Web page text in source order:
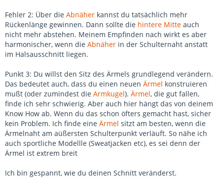
Fehler 2: Über die Abnäher kannst du tatsächlich mehr
Rückenlänge gewinnen. Dann sollte die hintere Mitte auch
nicht mehr abstehen. Meinem Empfinden nach wirkt es aber
harmonischer, wenn die Abnäher in der Schulternaht anstatt
im Halsausschnitt liegen.
Punkt 3: Du willst den Sitz des Ärmels grundlegend verändern.
Das bedeutet auch, dass du einen neuen Ärmel konstruieren
mußt (oder zumindest die Armkugel). Ärmel, die gut fallen,
finde ich sehr schwierig. Aber auch hier hängt das von deinem
Know How ab. Wenn du das schon öfters gemacht hast, sicher
kein Problem. Ich finde eine Ärmel sitzt am besten, wenn die
Ärmelnaht am aüßersten Schulterpunkt verläuft. So nähe ich
auch sportliche Modellle (Sweatjacken etc), es sei denn der
Ärmel ist extrem breit
Ich bin gespannt, wie du deinen Schnitt veränderst.